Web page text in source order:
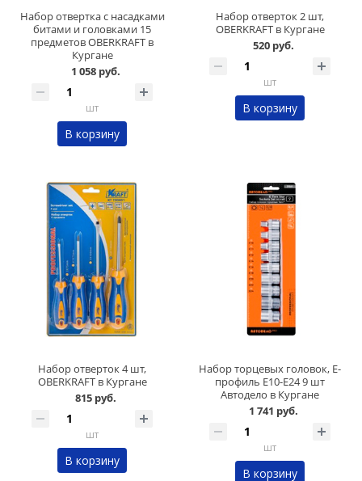
Набор отвертка с насадками
битами и головками 15
предметов OBERKRAFT в
Кургане
1 058 руб.
шт
В корзину
Набор отверток 2 шт,
OBERKRAFT в Кургане
520 руб.
шт
В корзину
Набор отверток 4 шт,
OBERKRAFT в Кургане
815 руб.
шт
В корзину
Набор торцевых головок, Е-
профиль Е10-Е24 9 шт
Автодело в Кургане
1 741 руб.
шт
В корзину